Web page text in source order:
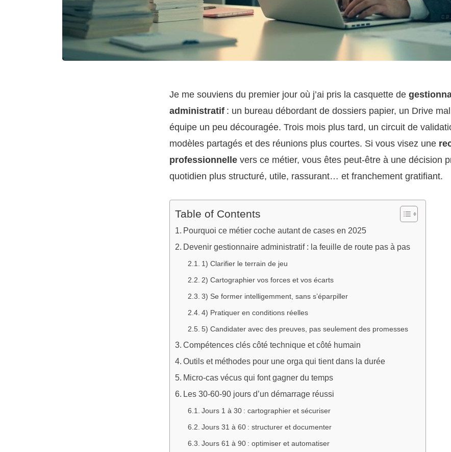
Je me souviens du premier jour où j’ai pris la casquette de
administratif : un bureau débordant de dossiers papier, un Drive
équipe un peu découragée. Trois mois plus tard, un circuit de
modèles partagés et des réunions plus courtes. Si vous visez une
professionnelle vers ce métier, vous êtes peut-être à une décision
quotidien plus structuré, utile, rassurant… et franchement gratifiant.
Table of Contents
Pourquoi ce métier coche autant de cases en 2025
Devenir gestionnaire administratif : la feuille de route pas à pas
1) Clarifier le terrain de jeu
2) Cartographier vos forces et vos écarts
3) Se former intelligemment, sans s’éparpiller
4) Pratiquer en conditions réelles
5) Candidater avec des preuves, pas seulement des promesses
Compétences clés côté technique et côté humain
Outils et méthodes pour une orga qui tient dans la durée
Micro‑cas vécus qui font gagner du temps
Les 30‑60‑90 jours d’un démarrage réussi
Jours 1 à 30 : cartographier et sécuriser
Jours 31 à 60 : structurer et documenter
Jours 61 à 90 : optimiser et automatiser